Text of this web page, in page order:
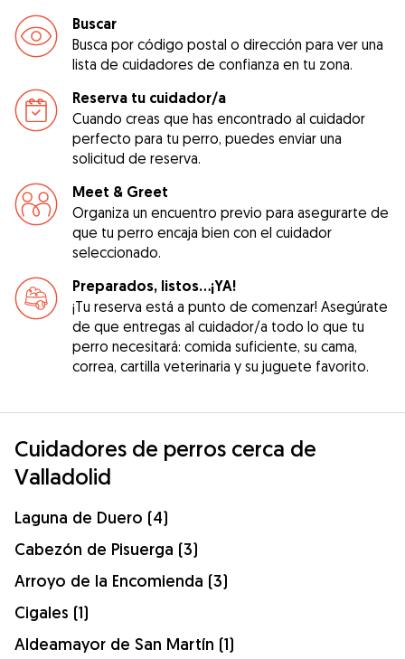
Buscar
Busca por código postal o dirección para ver una
lista de cuidadores de confianza en tu zona.
Reserva tu cuidador/a
Cuando creas que has encontrado al cuidador
perfecto para tu perro, puedes enviar una
solicitud de reserva.
Meet & Greet
Organiza un encuentro previo para asegurarte de
que tu perro encaja bien con el cuidador
seleccionado.
Preparados, listos...¡YA!
¡Tu reserva está a punto de comenzar! Asegúrate
de que entregas al cuidador/a todo lo que tu
perro necesitará: comida suficiente, su cama,
correa, cartilla veterinaria y su juguete favorito.
Cuidadores de perros cerca de
Valladolid
Laguna de Duero (4)
Cabezón de Pisuerga (3)
Arroyo de la Encomienda (3)
Cigales (1)
Aldeamayor de San Martín (1)